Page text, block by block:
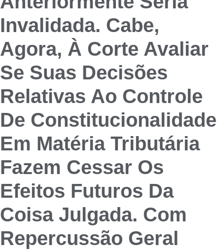
Invalidada. Cabe,
Agora, À Corte Avaliar
Se Suas Decisões
Relativas Ao Controle
De Constitucionalidade
Em Matéria Tributária
Fazem Cessar Os
Efeitos Futuros Da
Coisa Julgada. Com
Repercussão Geral